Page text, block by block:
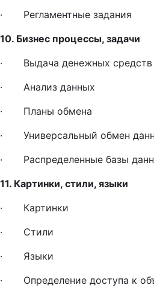
· Регламентные задания
10. Бизнес процессы, задачи
· Выдача денежных средств
· Анализ данных
· Планы обмена
· Универсальный обмен
· Распределенные базы
11. Картинки, стили, языки
· Картинки
· Стили
· Языки
· Определение доступа к